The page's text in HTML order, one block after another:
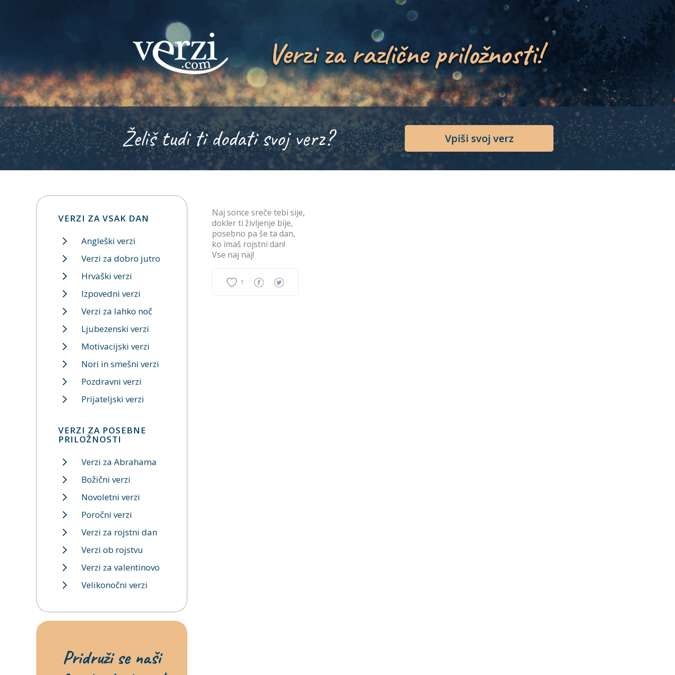
Verzi za različne priložnosti!
Želiš tudi ti dodati svoj verz? Vpiši svoj verz
Naj sonce sreče tebi sije,
dokler ti življenje bije,
posebno pa še ta dan,
ko imaš rojstni dan!
Vse naj naj!
1
VERZI ZA VSAK DAN
Angleški verzi
Verzi za dobro jutro
Hrvaški verzi
Izpovedni verzi
Verzi za lahko noč
Ljubezenski verzi
Motivacijski verzi
Nori in smešni verzi
Pozdravni verzi
Prijateljski verzi
VERZI ZA POSEBNE
PRILOŽNOSTI
Verzi za Abrahama
Božični verzi
Novoletni verzi
Poročni verzi
Verzi za rojstni dan
Verzi ob rojstvu
Verzi za valentinovo
Velikonočni verzi
Pridruži se naši